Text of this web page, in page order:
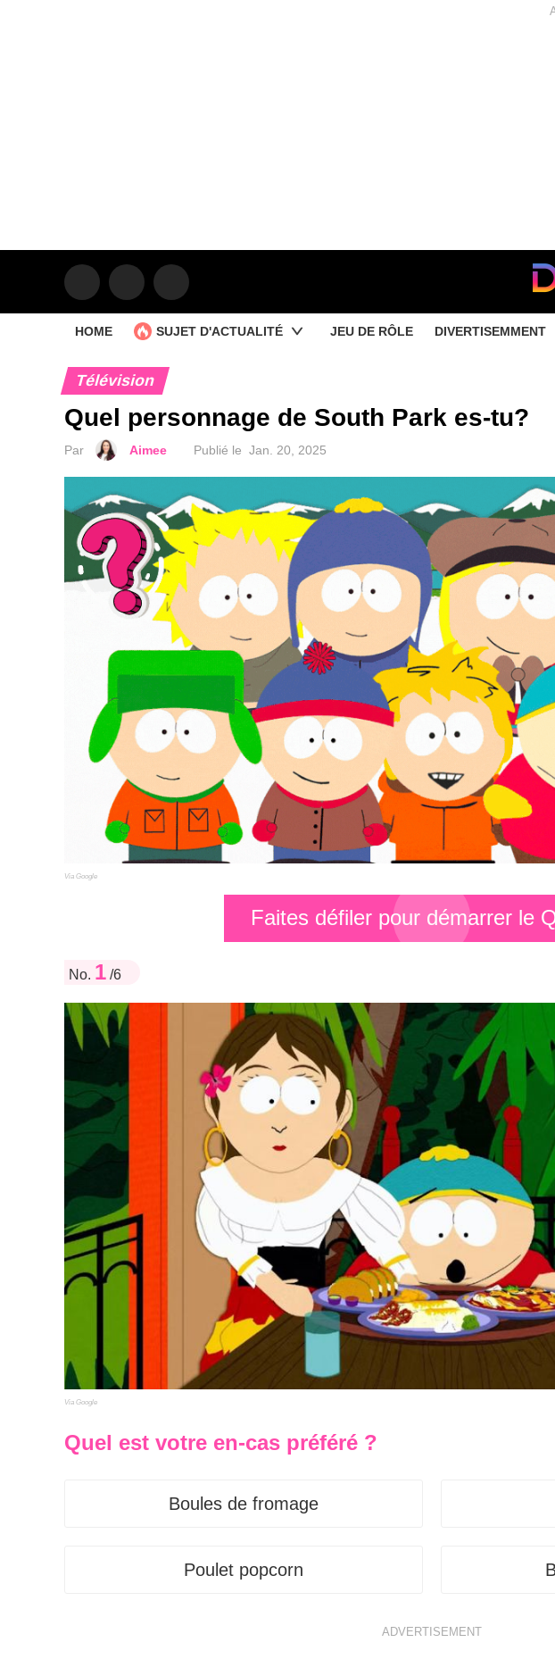
HOME SUJET D'ACTUALITÉ JEU DE RÔLE DIVERTISEMMENT
Télévision
Quel personnage de South Park es-tu?
Par Aimee Publié le Jan. 20, 2025
Via Google
Faites défiler pour démarrer le
No. 1 /6
Via Google
Quel est votre en-cas préféré ?
Boules de fromage
Poulet popcorn
ADVERTISEMENT